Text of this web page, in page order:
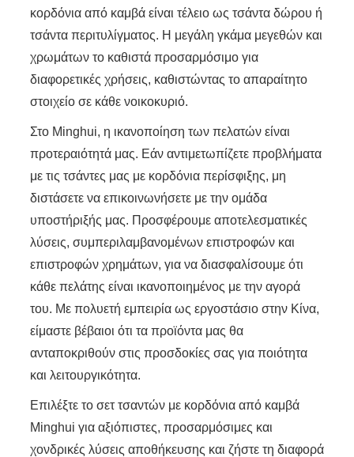
κορδόνια από καμβά είναι τέλειο ως τσάντα δώρου ή
τσάντα περιτυλίγματος. Η μεγάλη γκάμα μεγεθών και
χρωμάτων το καθιστά προσαρμόσιμο για
διαφορετικές χρήσεις, καθιστώντας το απαραίτητο
στοιχείο σε κάθε νοικοκυριό.
Στο Minghui, η ικανοποίηση των πελατών είναι
προτεραιότητά μας. Εάν αντιμετωπίζετε προβλήματα
με τις τσάντες μας με κορδόνια περίσφιξης, μη
διστάσετε να επικοινωνήσετε με την ομάδα
υποστήριξής μας. Προσφέρουμε αποτελεσματικές
λύσεις, συμπεριλαμβανομένων επιστροφών και
επιστροφών χρημάτων, για να διασφαλίσουμε ότι
κάθε πελάτης είναι ικανοποιημένος με την αγορά
του. Με πολυετή εμπειρία ως εργοστάσιο στην Κίνα,
είμαστε βέβαιοι ότι τα προϊόντα μας θα
ανταποκριθούν στις προσδοκίες σας για ποιότητα
και λειτουργικότητα.
Επιλέξτε το σετ τσαντών με κορδόνια από καμβά
Minghui για αξιόπιστες, προσαρμόσιμες και
χονδρικές λύσεις αποθήκευσης και ζήστε τη διαφορά